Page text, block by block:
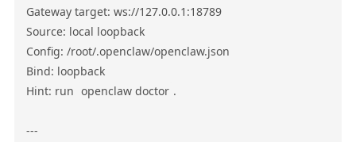
Gateway target: ws://127.0.0.1:18789
Source: local loopback
Config: /root/.openclaw/openclaw.json
Bind: loopback
Hint: run openclaw doctor .
---